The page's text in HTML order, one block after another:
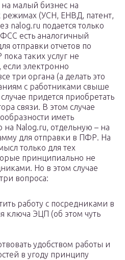
на малый бизнес на
режимах (УСН, ЕНВД, патент,
nalog.ru подается только
ФСС есть аналогичный
отправки отчетов по
таких услуг не
если электронно
три органа (а делать это
с работниками свыше
придется приобретать
связи. В этом случае
иметь
Nalog.ru, отдельную – на
для отправки в ПФР. На
только для тех
принципиально не
Но в этом случае
вопроса:
работу с посредниками в
ключа ЭЦП (об этом чуть
удобством работы и
в угоду принципу